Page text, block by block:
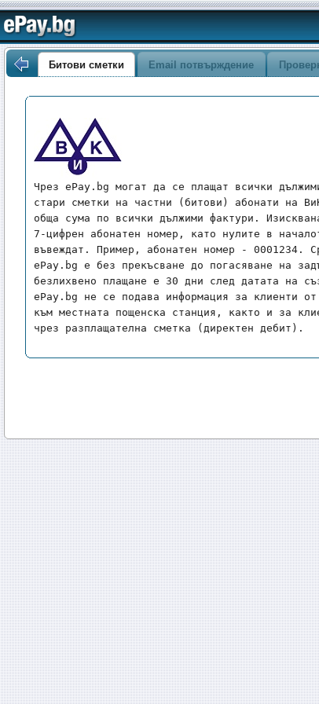
Битови сметки Email потвърждение
Чрез ePay.bg могат да се плащат всички
стари сметки на частни (битови) абонати на
обща сума по всички дължими фактури.
7-цифрен абонатен номер, като нулите в
въвеждат. Пример, абонатен номер - 0001234.
ePay.bg е без прекъсване до погасяване на
безлихвено плащане е 30 дни след датата на
ePay.bg не се подава информация за клиенти
към местната пощенска станция, както и за
чрез разплащателна сметка (директен дебит).